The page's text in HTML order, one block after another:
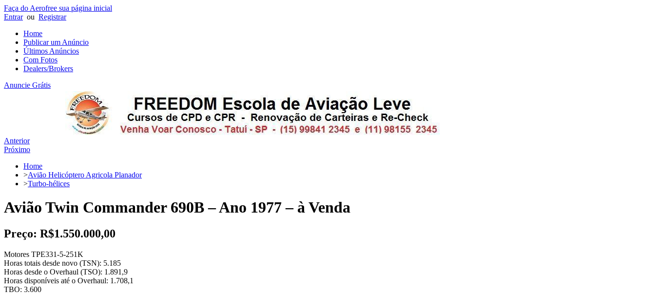
Faça do Aerofree sua página inicial
Entrarou Registrar
Home
Publicar um Anúncio
Últimos Anúncios
Com Fotos
Dealers/Brokers
Anuncie Grátis
Anterior
Próximo
Home
>Avião Helicóptero Agricola Planador
>Turbo-hélices
Avião Twin Commander 690B – Ano 1977 – à Venda
Preço: R$1.550.000,00
Motores TPE331-5-251K
Horas totais desde novo (TSN): 5.185
Horas desde o Overhaul (TSO): 1.891,9
Horas disponíveis até o Overhaul: 1.708,1
TBO: 3.600